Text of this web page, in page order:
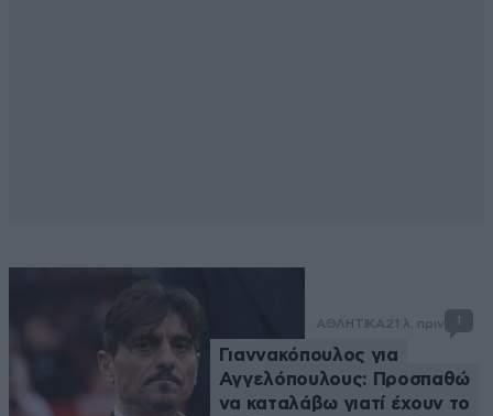
ΑΘΛΗΤΙΚΑ 21 λ. πριν 1
Γιαννακόπουλος για
Αγγελόπουλους: Προσπαθώ
να καταλάβω γιατί έχουν το